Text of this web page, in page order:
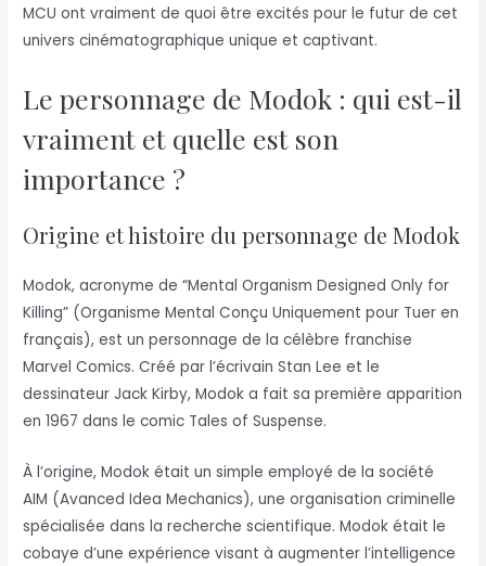
MCU ont vraiment de quoi être excités pour le futur de cet
univers cinématographique unique et captivant.
Le personnage de Modok : qui est-il
vraiment et quelle est son
importance ?
Origine et histoire du personnage de Modok
Modok, acronyme de “Mental Organism Designed Only for
Killing” (Organisme Mental Conçu Uniquement pour Tuer en
français), est un personnage de la célèbre franchise
Marvel Comics. Créé par l’écrivain Stan Lee et le
dessinateur Jack Kirby, Modok a fait sa première apparition
en 1967 dans le comic Tales of Suspense.
À l’origine, Modok était un simple employé de la société
AIM (Avanced Idea Mechanics), une organisation criminelle
spécialisée dans la recherche scientifique. Modok était le
cobaye d’une expérience visant à augmenter l’intelligence